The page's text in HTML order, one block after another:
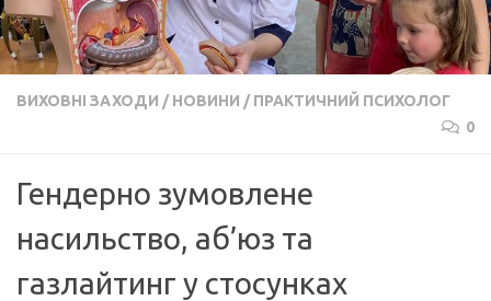
ВИХОВНІ ЗАХОДИ / НОВИНИ / ПРАКТИЧНИЙ ПСИХОЛОГ
0
Гендерно зумовлене
насильство, аб’юз та
газлайтинг у стосунках